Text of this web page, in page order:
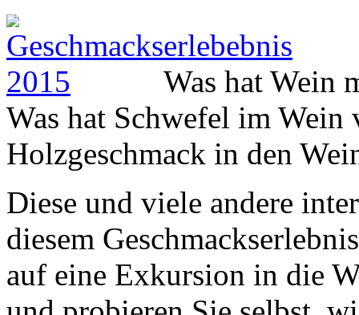
Was hat Wein
Was hat Schwefel im
Holzgeschmack in den
Diese und viele andere
diesem
auf eine Exkursion in die